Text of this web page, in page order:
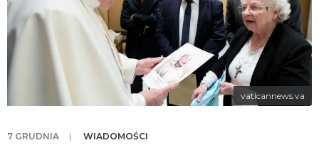
vaticannews.va
7 GRUDNIA | WIADOMOŚCI